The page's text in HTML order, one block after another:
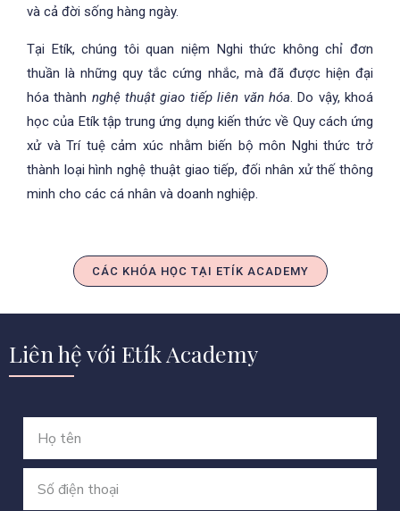
và cả đời sống hàng ngày.
Tại Etík, chúng tôi quan niệm Nghi thức không chỉ đơn
thuần là những quy tắc cứng nhắc, mà đã được hiện đại
hóa thành nghệ thuật giao tiếp liên văn hóa. Do vậy, khoá
học của Etík tập trung ứng dụng kiến thức về Quy cách ứng
xử và Trí tuệ cảm xúc nhằm biến bộ môn Nghi thức trở
thành loại hình nghệ thuật giao tiếp, đối nhân xử thế thông
minh cho các cá nhân và doanh nghiệp.
CÁC KHÓA HỌC TẠI ETÍK ACADEMY
Liên hệ với Etík Academy